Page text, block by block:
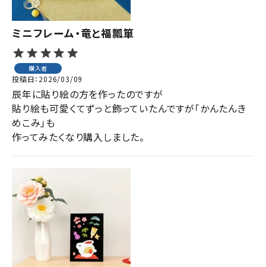
ミニフレーム・竜と福瓢箪
購入者
投稿日 2026/03/09
辰年に貼り絵の方を作ったのですが
貼り絵も可愛くてずっと飾っていたんですが「かんたんき
めこみ」も
作ってみたくなり購入しました。